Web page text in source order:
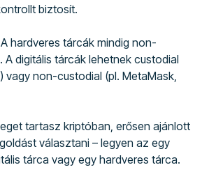
biztosít.
A hardveres tárcák mindig non-
A digitális tárcák lehetnek custodial
vagy non-custodial (pl. MetaMask,
tartasz kriptóban, erősen ajánlott
választani – legyen az egy
tárca vagy egy hardveres tárca.